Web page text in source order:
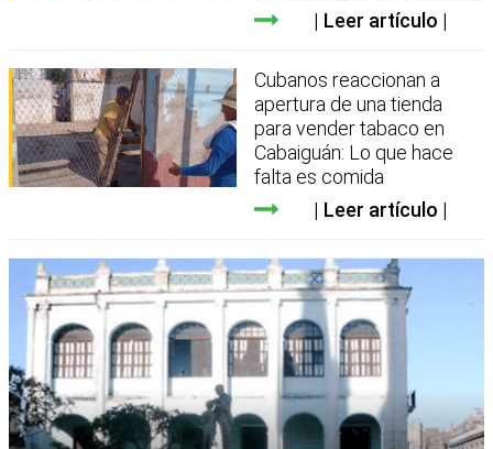
Leer artículo
Cubanos reaccionan a
apertura de una tienda
para vender tabaco en
Cabaiguán: Lo que hace
falta es comida
Leer artículo